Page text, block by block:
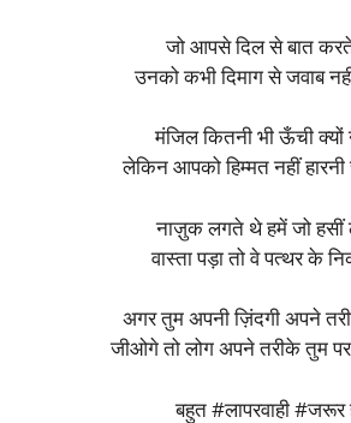
जो आपसे दिल से बात
उनको कभी दिमाग से जवाब
मंजिल कितनी भी ऊँची क्यों
लेकिन आपको हिम्मत नहीं
नाज़ुक लगते थे हमें जो हसीं
वास्ता पड़ा तो वे पत्थर के
अगर तुम अपनी ज़िंदगी अपने
जीओगे तो लोग अपने तरीके तुम
बहुत #लापरवाही #जरूर